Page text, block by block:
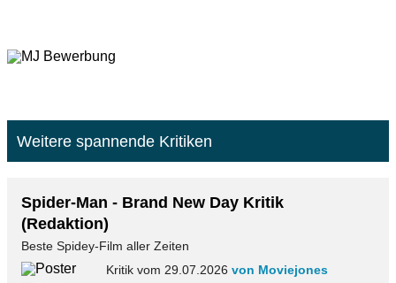
Weitere spannende Kritiken
Spider-Man - Brand New Day Kritik
(Redaktion)
Beste Spidey-Film aller Zeiten
Kritik vom 29.07.2026 von Moviejones